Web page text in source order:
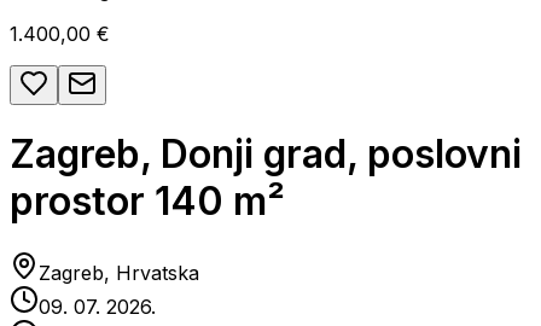
1.400,00 €
Zagreb, Donji grad, poslovni
prostor 140 m²
Zagreb, Hrvatska
09. 07. 2026.